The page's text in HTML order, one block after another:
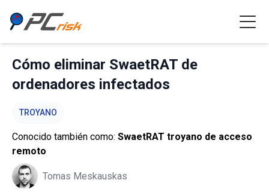
Cómo eliminar SwaetRAT de
ordenadores infectados
TROYANO
Conocido también como: SwaetRAT troyano de acceso
remoto
Tomas Meskauskas